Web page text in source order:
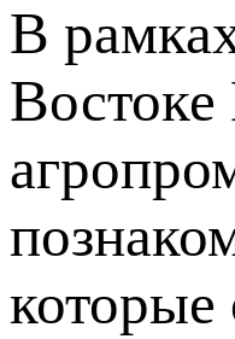
В
Востоке
которые